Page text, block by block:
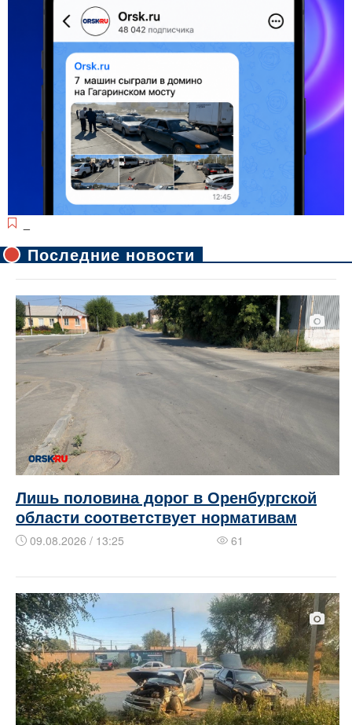
Последние новости
Лишь половина дорог в Оренбургской
области соответствует нормативам
09.08.2026 / 13:25 61